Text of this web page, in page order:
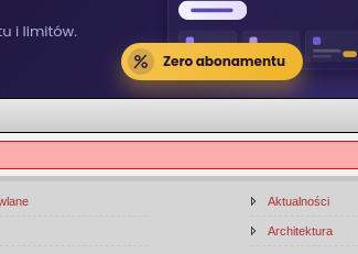
Aktualności
Architektura